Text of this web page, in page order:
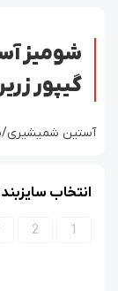
شومیز
گیپور
آستین شمیشیری/
انتخاب
1
2